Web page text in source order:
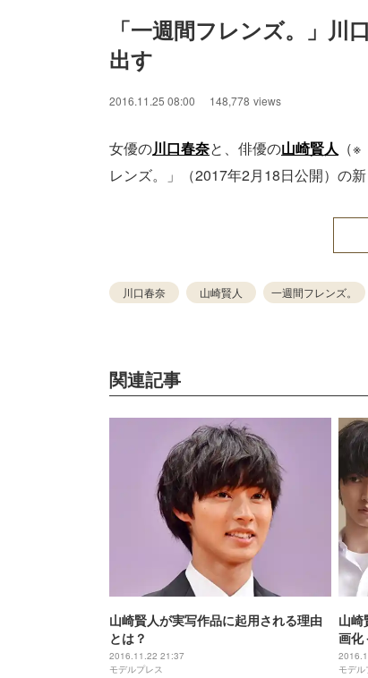
「一週間フレンズ。」川
出す
2016.11.25 08:00 148,778 views
女優の川口春奈と、俳優の山崎賢人 （
レンズ。」（2017年2月18日公開）の
川口春奈 山崎賢人 一週間フレンズ。
関連記事
山崎賢人が実写作品に起用される理由
とは？
2016.11.22 21:37
モデルプレス
山崎
画化
到着
モデル